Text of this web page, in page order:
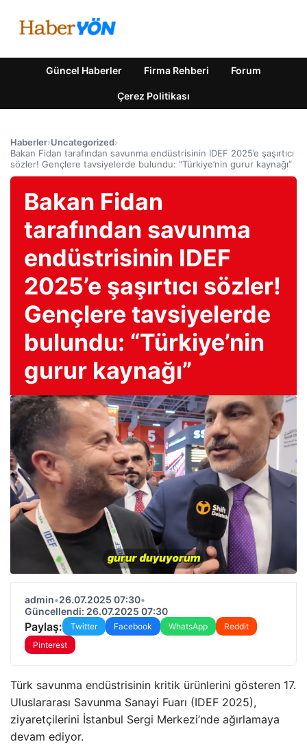
Güncel Haberler Firma Rehberi Forum
Çerez Politikası
Haberler›Uncategorized›
Bakan Fidan tarafından savunma endüstrisinin IDEF 2025’e şaşırtıcı
sözler! Gençlere tavsiyelerde bulundu: “Türkiye’nin gurur kaynağı”
Bakan Fidan
tarafından savunma
endüstrisinin IDEF
2025’e şaşırtıcı sözler!
Gençlere tavsiyelerde
bulundu: “Türkiye’nin
gurur kaynağı”
admin•26.07.2025 07:30•
Güncellendi: 26.07.2025 07:30
Paylaş: Twitter Facebook WhatsApp
Reddit
Pinterest
Türk savunma endüstrisinin kritik ürünlerini gösteren 17.
Uluslararası Savunma Sanayi Fuarı (IDEF 2025),
ziyaretçilerini İstanbul Sergi Merkezi’nde ağırlamaya
devam ediyor.